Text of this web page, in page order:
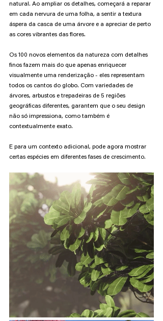
natural. Ao ampliar os detalhes, começará a reparar
em cada nervura de uma folha, a sentir a textura
áspera da casca de uma árvore e a apreciar de perto
as cores vibrantes das flores.
Os 100 novos elementos da natureza com detalhes
finos fazem mais do que apenas enriquecer
visualmente uma renderização - eles representam
todos os cantos do globo. Com variedades de
árvores, arbustos e trepadeiras de 5 regiões
geográficas diferentes, garantem que o seu design
não só impressiona, como também é
contextualmente exato.
E para um contexto adicional, pode agora mostrar
certas espécies em diferentes fases de crescimento.